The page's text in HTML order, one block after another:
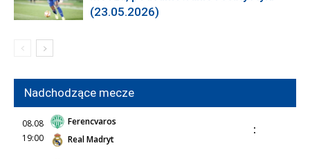
(23.05.2026)
Nadchodzące mecze
08.08
19:00
Ferencvaros
Real Madryt
: